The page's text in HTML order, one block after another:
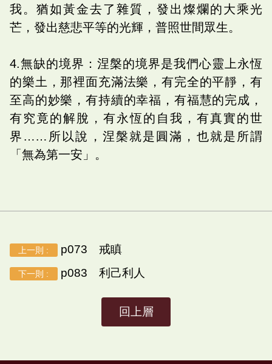
我。猶如黃金去了雜質，發出燦爛的大乘光
芒，發出慈悲平等的光輝，普照世間眾生。
4.無缺的境界：涅槃的境界是我們心靈上永恆
的樂土，那裡面充滿法樂，有完全的平靜，有
至高的妙樂，有持續的幸福，有福慧的完成，
有究竟的解脫，有永恆的自我，有真實的世
界……所以說，涅槃就是圓滿，也就是所謂
「無為第一安」。
上一則 : p073 戒瞋
下一則 : p083 利己利人
回上層